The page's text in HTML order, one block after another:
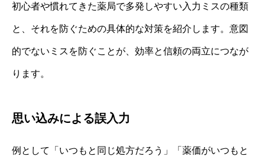
初心者や慣れてきた薬局で多発しやすい入力ミスの種類
と、それを防ぐための具体的な対策を紹介します。意図
的でないミスを防ぐことが、効率と信頼の両立につなが
ります。
思い込みによる誤入力
例として「いつもと同じ処方だろう」「薬価がいつもと